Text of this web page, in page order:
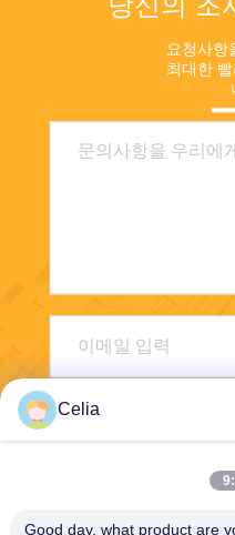
요청사항
최대한
Shenzhen Zhong
Celia
Good day, what product are